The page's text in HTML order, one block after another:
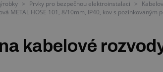
> Prvky pro bezpečnou elektroinstalaci >
METAL HOSE 101, 8/10mm, IP40, kov s pozinkovaným
kabelové